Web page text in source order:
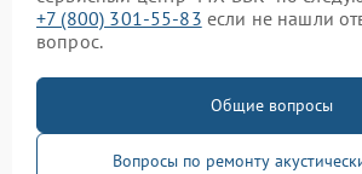
+7 (800) 301-55-83 если не нашли
вопрос.
Общие вопросы
Вопросы по ремонту